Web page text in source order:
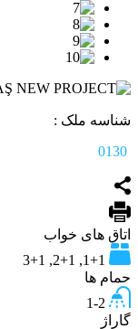
شناسه ملک :
اتاق های خواب
1+1, 2+1, 3+1
حمام ها
1-2
گاراژ